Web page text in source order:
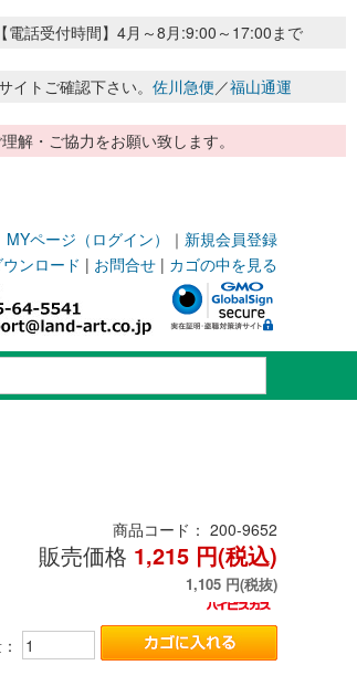
話受付時間】4月～8月:9:00～17:00まで
トご確認下さい。 佐川急便／福山通運
解・ご協力をお願い致します。
MYページ（ログイン） ｜ 新規会員登録
ウンロード | お問合せ | カゴの中を見る
商品コード： 200-9652
販売価格 1,215 円(税込)
1,105 円(税抜)